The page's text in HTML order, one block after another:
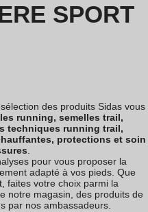
SPORT
des produits Sidas vous
running, semelles trail,
techniques running trail,
protections et soin
.
pour vous proposer la
adapté à vos pieds. Que
faites votre choix parmi la
notre magasin, des produits de
par nos ambassadeurs.